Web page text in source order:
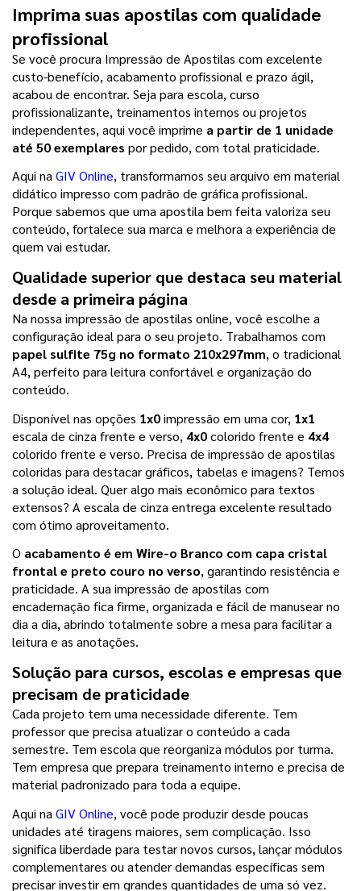
Imprima suas apostilas com qualidade
profissional
Se você procura Impressão de Apostilas com excelente
custo-benefício, acabamento profissional e prazo ágil,
acabou de encontrar. Seja para escola, curso
profissionalizante, treinamentos internos ou projetos
independentes, aqui você imprime a partir de 1 unidade
até 50 exemplares por pedido, com total praticidade.
Aqui na GIV Online, transformamos seu arquivo em material
didático impresso com padrão de gráfica profissional.
Porque sabemos que uma apostila bem feita valoriza seu
conteúdo, fortalece sua marca e melhora a experiência de
quem vai estudar.
Qualidade superior que destaca seu material
desde a primeira página
Na nossa impressão de apostilas online, você escolhe a
configuração ideal para o seu projeto. Trabalhamos com
papel sulfite 75g no formato 210x297mm, o tradicional
A4, perfeito para leitura confortável e organização do
conteúdo.
Disponível nas opções 1x0 impressão em uma cor, 1x1
escala de cinza frente e verso, 4x0 colorido frente e 4x4
colorido frente e verso. Precisa de impressão de apostilas
coloridas para destacar gráficos, tabelas e imagens? Temos
a solução ideal. Quer algo mais econômico para textos
extensos? A escala de cinza entrega excelente resultado
com ótimo aproveitamento.
O acabamento é em Wire-o Branco com capa cristal
frontal e preto couro no verso, garantindo resistência e
praticidade. A sua impressão de apostilas com
encadernação fica firme, organizada e fácil de manusear no
dia a dia, abrindo totalmente sobre a mesa para facilitar a
leitura e as anotações.
Solução para cursos, escolas e empresas que
precisam de praticidade
Cada projeto tem uma necessidade diferente. Tem
professor que precisa atualizar o conteúdo a cada
semestre. Tem escola que reorganiza módulos por turma.
Tem empresa que prepara treinamento interno e precisa de
material padronizado para toda a equipe.
Aqui na GIV Online, você pode produzir desde poucas
unidades até tiragens maiores, sem complicação. Isso
significa liberdade para testar novos cursos, lançar módulos
complementares ou atender demandas específicas sem
precisar investir em grandes quantidades de uma só vez.